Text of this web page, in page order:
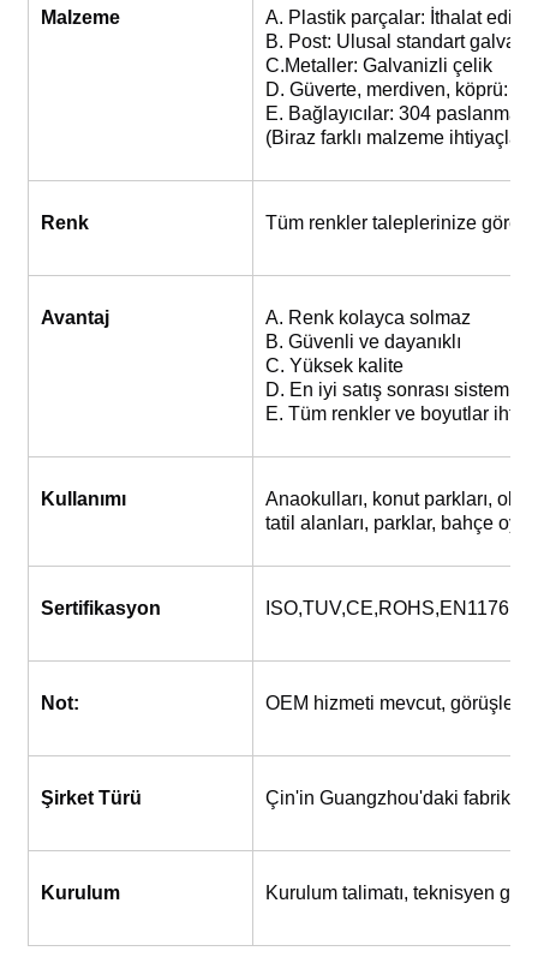
Malzeme
A. Plastik parçalar: İthalat
B. Post: Ulusal standart
C.Metaller: Galvanizli çelik
D. Güverte, merdiven, köprü:
E. Bağlayıcılar: 304 paslanmaz
(Biraz farklı malzeme
Renk Tüm renkler taleplerinize göre
Avantaj
A. Renk kolayca solmaz
B. Güvenli ve dayanıklı
C. Yüksek kalite
D. En iyi satış sonrası sistem
E. Tüm renkler ve boyutlar
Kullanımı
Anaokulları, konut parkları,
tatil alanları, parklar, bahçe
Sertifikasyon
Not: OEM hizmeti mevcut,
Şirket Türü Çin'in Guangzhou'daki fabrika
Kurulum Kurulum talimatı, teknisyen